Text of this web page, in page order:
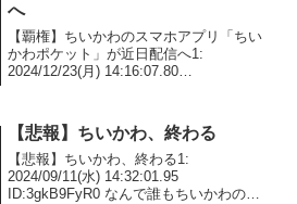
へ
【覇権】ちいかわのスマホアプリ「ちい
かわポケット」が近日配信へ1:
2024/12/23(月) 14:16:07.80
【悲報】ちいかわ、終わる
【悲報】ちいかわ、終わる1:
2024/09/11(水) 14:32:01.95
ID:3gkB9FyR0 なんで誰もちいかわの話